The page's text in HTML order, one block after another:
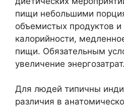
пищи небольшими
объемистых продуктов и
калорийности,
пищи. Обязательным
увеличение энергозатрат.
Для людей типичны
различия в